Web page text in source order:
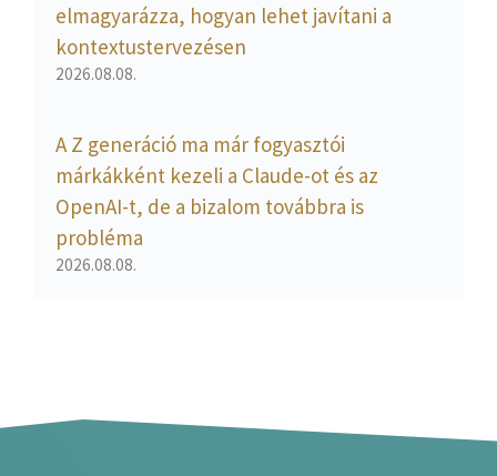
elmagyarázza, hogyan lehet javítani a
kontextustervezésen
2026.08.08.
A Z generáció ma már fogyasztói
márkákként kezeli a Claude-ot és az
OpenAI-t, de a bizalom továbbra is
probléma
2026.08.08.